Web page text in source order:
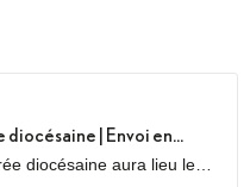
| Envoi en
diocésaine aura lieu le